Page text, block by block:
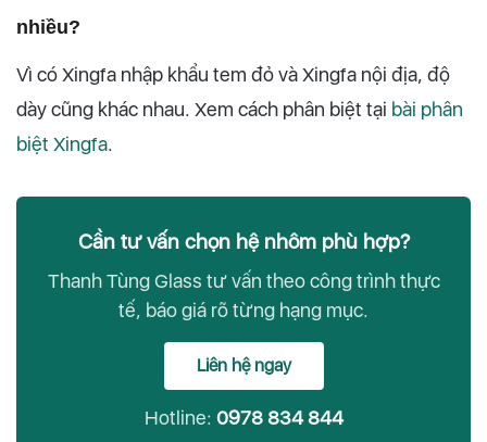
nhiều?
Vì có Xingfa nhập khẩu tem đỏ và Xingfa nội địa, độ
dày cũng khác nhau. Xem cách phân biệt tại bài phân
biệt Xingfa.
Cần tư vấn chọn hệ nhôm phù hợp?
Thanh Tùng Glass tư vấn theo công trình thực
tế, báo giá rõ từng hạng mục.
Liên hệ ngay
Hotline: 0978 834 844